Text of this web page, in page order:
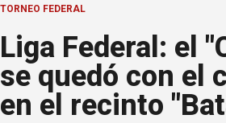
TORNEO FEDERAL
Liga Federal: el
se quedó con el
en el recinto